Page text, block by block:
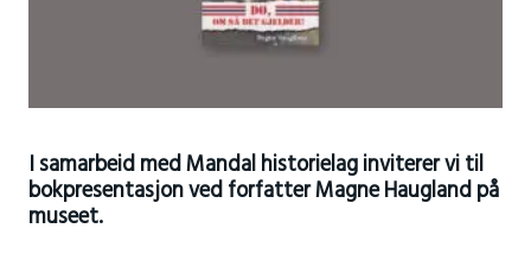
I samarbeid med Mandal historielag inviterer vi til
bokpresentasjon ved forfatter Magne Haugland på
museet.